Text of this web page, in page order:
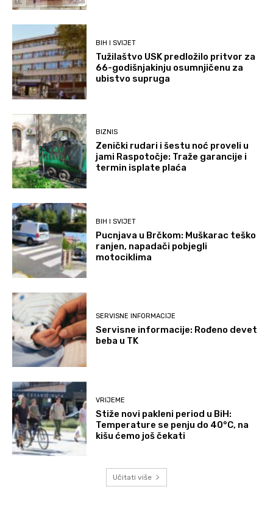
BIH I SVIJET
Tužilaštvo USK predložilo pritvor za
66-godišnjakinju osumnjičenu za
ubistvo supruga
BIZNIS
Zenički rudari i šestu noć proveli u
jami Raspotočje: Traže garancije i
termin isplate plaća
BIH I SVIJET
Pucnjava u Brčkom: Muškarac teško
ranjen, napadači pobjegli
motociklima
SERVISNE INFORMACIJE
Servisne informacije: Rođeno devet
beba u TK
VRIJEME
Stiže novi pakleni period u BiH:
Temperature se penju do 40°C, na
kišu ćemo još čekati
Učitati više